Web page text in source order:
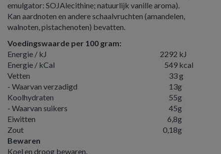
emulgator: SOJAlecithine; natuurlijk vanille aroma).
Kan aardnoten en andere schaalvruchten (amandelen,
walnoten, pistachenoten) bevatten.
Voedingswaarde per 100 gram:
Energie / kJ
2292 kJ
Energie / kCal
549 kcal
Vetten
33g
- Waarvan verzadigd
13g
Koolhydraten
55g
- Waarvan suikers
45g
Eiwitten
6,8g
Zout
0,18g
Bewaren
Koel en droog bewaren.